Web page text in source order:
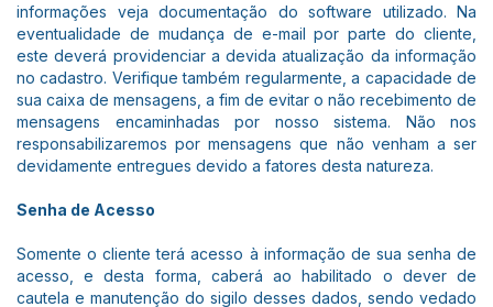
informações veja documentação do software utilizado. Na
eventualidade de mudança de e-mail por parte do cliente,
este deverá providenciar a devida atualização da informação
no cadastro. Verifique também regularmente, a capacidade de
sua caixa de mensagens, a fim de evitar o não recebimento de
mensagens encaminhadas por nosso sistema. Não nos
responsabilizaremos por mensagens que não venham a ser
devidamente entregues devido a fatores desta natureza.
Senha de Acesso
Somente o cliente terá acesso à informação de sua senha de
acesso, e desta forma, caberá ao habilitado o dever de
cautela e manutenção do sigilo desses dados, sendo vedado